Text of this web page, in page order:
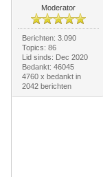
Moderator
Berichten: 3.090
Topics: 86
Lid sinds: Dec 2020
Bedankt: 46045
4760 x bedankt in
2042 berichten